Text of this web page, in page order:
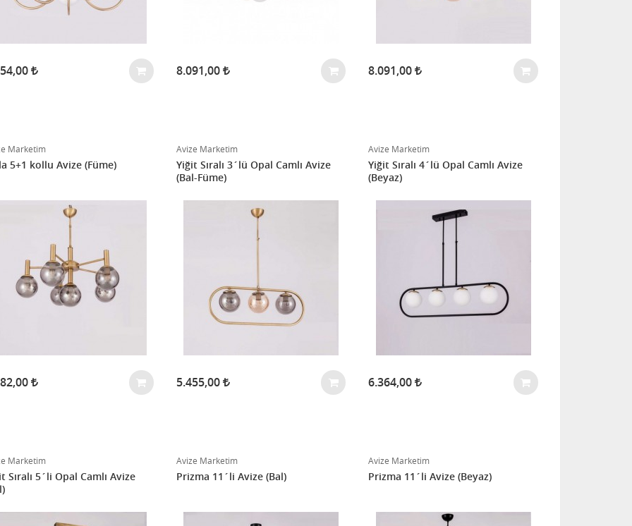
8.091,00 8.091,00
Marketim
5+1 kollu Avize (Füme)
Avize Marketim
Yiğit Sıralı 3´lü Opal Camlı Avize
(Bal-Füme)
5.455,00
Avize Marketim
Yiğit Sıralı 4´lü Opal Camlı Avize
(Beyaz)
6.364,00
Marketim
Sıralı 5´li Opal Camlı Avize
Avize Marketim
Prizma 11´li Avize (Bal)
Avize Marketim
Prizma 11´li Avize (Beyaz)